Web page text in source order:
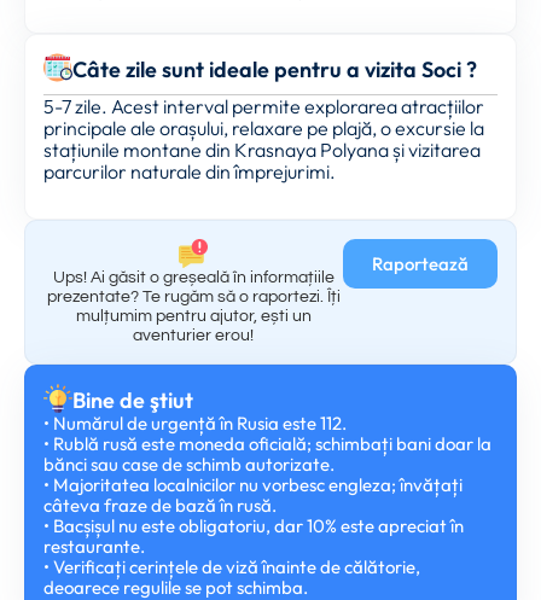
Câte zile sunt ideale pentru a vizita Soci ?
5-7 zile. Acest interval permite explorarea atracțiilor
principale ale orașului, relaxare pe plajă, o excursie la
stațiunile montane din Krasnaya Polyana și vizitarea
parcurilor naturale din împrejurimi.
Ups! Ai găsit o greșeală în informațiile
prezentate? Te rugăm să o raportezi. Îți
mulțumim pentru ajutor, ești un
aventurier erou!
Raportează
Bine de ştiut
• Numărul de urgență în Rusia este 112.
• Rublă rusă este moneda oficială; schimbați bani doar la
bănci sau case de schimb autorizate.
• Majoritatea localnicilor nu vorbesc engleza; învățați
câteva fraze de bază în rusă.
• Bacșișul nu este obligatoriu, dar 10% este apreciat în
restaurante.
• Verificați cerințele de viză înainte de călătorie,
deoarece regulile se pot schimba.